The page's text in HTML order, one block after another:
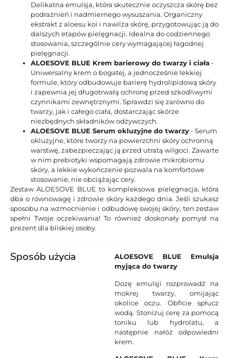
Delikatna emulsja, która skutecznie oczyszcza skórę bez
podrażnień i nadmiernego wysuszania. Organiczny
ekstrakt z aloesu koi i nawilża skórę, przygotowując ją do
dalszych etapów pielęgnacji. Idealna do codziennego
stosowania, szczególnie cery wymagającej łagodnej
pielęgnacji.
ALOESOVE BLUE Krem barierowy do twarzy i ciała-
Uniwersalny krem o bogatej, a jednocześnie lekkiej
formule, który odbudowuje barierę hydrolipidową skóry
i zapewnia jej długotrwałą ochronę przed szkodliwymi
czynnikami zewnętrznymi. Sprawdzi się zarówno do
twarzy, jak i całego ciała, dostarczając skórze
niezbędnych składników odżywczych.
ALOESOVE BLUE Serum okluzyjne do twarzy- Serum
okluzyjne, które tworzy na powierzchni skóry ochronną
warstwę, zabezpieczając ją przed utratą wilgoci. Zawarte
w nim prebiotyki wspomagają zdrowie mikrobiomu
skóry, a lekkie wykończenie pozwala na komfortowe
stosowanie, nie obciążając cery.
Zestaw ALOESOVE BLUE to kompleksowa pielęgnacja, która
dba o równowagę i zdrowie skóry każdego dnia. Jeśli szukasz
sposobu na wzmocnienie i odbudowę swojej skóry, ten zestaw
spełni Twoje oczekiwania! To również doskonały pomysł na
prezent dla bliskiej osoby.
Sposób użycia
ALOESOVE BLUE Emulsja
myjąca do twarzy
Dozę emulsji rozprowadź na
mokrej twarzy, omijając
okolice oczu. Obficie spłucz
wodą. Stonizuj cerę za pomocą
toniku lub hydrolatu, a
następnie nałóż odpowiedni
krem.